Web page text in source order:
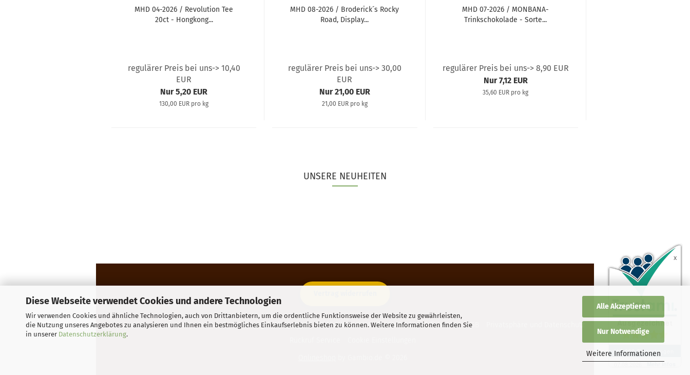
Diese Webseite verwendet Cookies und andere Technologien
Wir verwenden Cookies und ähnliche Technologien, auch von Drittanbietern, um die ordentliche Funktionsweise der Website zu gewährleisten,
die Nutzung unseres Angebotes zu analysieren und Ihnen ein bestmögliches Einkaufserlebnis bieten zu können. Weitere Informationen finden Sie
in unserer Datenschutzerklärung.
Alle Akzeptieren
Nur Notwendige
Weitere Informationen
MHD 04-2026 / Revolution Tee
20ct - Hongkong...
regulärer Preis bei uns-> 10,40
EUR
Nur 5,20 EUR
130,00 EUR pro kg
MHD 08-2026 / Broderick´s Rocky
Road, Display...
regulärer Preis bei uns-> 30,00
EUR
Nur 21,00 EUR
21,00 EUR pro kg
MHD 07-2026 / MONBANA-
Trinkschokolade - Sorte...
regulärer Preis bei uns-> 8,90 EUR
Nur 7,12 EUR
35,60 EUR pro kg
UNSERE NEUHEITEN
Impressum Kontakt Versand- & Zahlungsbedingungen Widerrufsrecht & Muster-Widerrufsformular AGB
Privatsphäre und Datenschutz